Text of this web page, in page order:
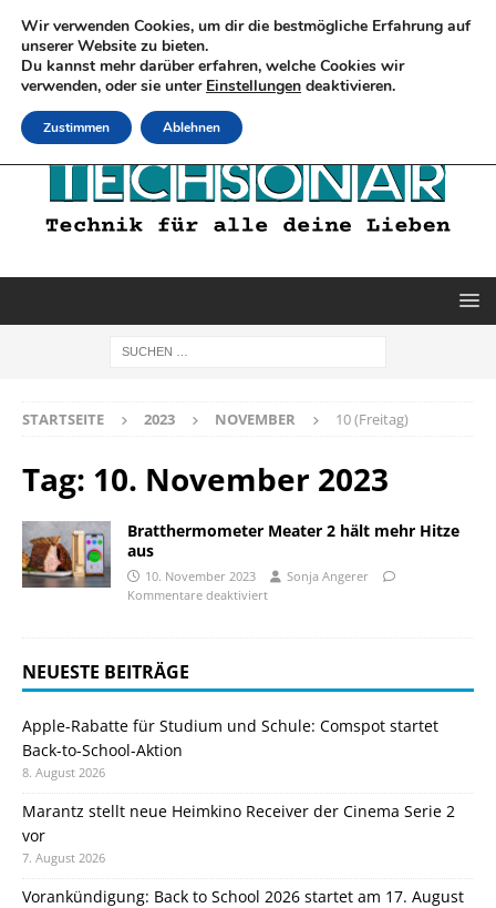
STARTSEITE 2023 NOVEMBER 10 (Freitag)
Tag: 10. November 2023
Bratthermometer Meater 2 hält mehr Hitze
aus
10. November 2023
Sonja Angerer
Kommentare deaktiviert
NEUESTE BEITRÄGE
Apple-Rabatte für Studium und Schule: Comspot startet
Back-to-School-Aktion
8. August 2026
Marantz stellt neue Heimkino Receiver der Cinema Serie 2
vor
7. August 2026
Vorankündigung: Back to School 2026 startet am 17. August
Wir verwenden Cookies, um dir die bestmögliche Erfahrung auf
unserer Website zu bieten.
Du kannst mehr darüber erfahren, welche Cookies wir
verwenden, oder sie unter Einstellungen deaktivieren.
Zustimmen Ablehnen